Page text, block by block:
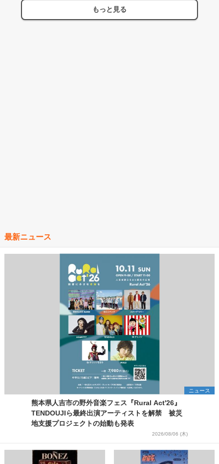
もっと見る
最新ニュース
ニュース
熊本県人吉市の野外音楽フェス『Rural Act'26』
TENDOUJIら最終出演アーティストを解禁 被災
地支援プロジェクトの始動も発表
2026/08/06 (木)